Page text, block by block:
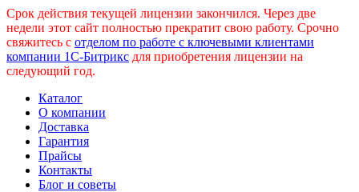
Срок действия текущей лицензии закончился. Через две
недели этот сайт полностью прекратит свою работу. Срочно
свяжитесь с отделом по работе с ключевыми клиентами
компании 1С-Битрикс для приобретения лицензии на
следующий год.
Каталог
О компании
Доставка
Гарантия
Прайсы
Контакты
Блог и советы